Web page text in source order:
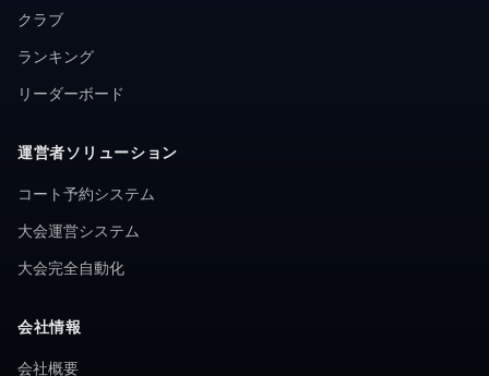
クラブ
ランキング
リーダーボード
運営者ソリューション
コート予約システム
大会運営システム
大会完全自動化
会社情報
会社概要